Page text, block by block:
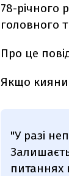
78-річного
головного
Про це
Якщо кияни
"У разі
питаннях